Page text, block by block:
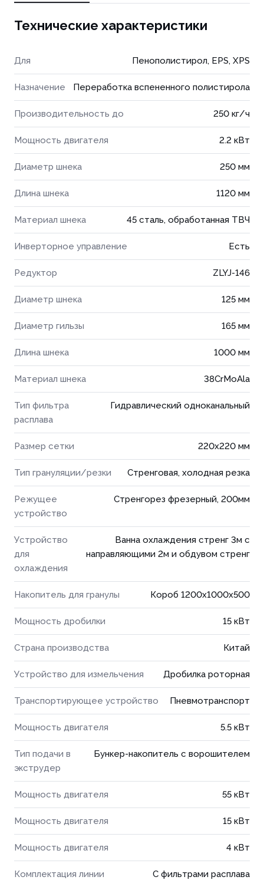
Технические характеристики
Для Пенополистирол, EPS, XPS
Назначение Переработка вспененного полистирола
Производительность до 250 кг/ч
Мощность двигателя 2.2 кВт
Диаметр шнека 250 мм
Длина шнека 1120 мм
Материал шнека 45 сталь, обработанная ТВЧ
Инверторное управление Есть
Редуктор ZLYJ-146
Диаметр шнека 125 мм
Диаметр гильзы 165 мм
Длина шнека 1000 мм
Материал шнека 38CrMoAla
Тип фильтра
расплава
Гидравлический одноканальный
Размер сетки 220x220 мм
Тип грануляции/резки Стренговая, холодная резка
Режущее
устройство
Стренгорез фрезерный, 200мм
Устройство
для
охлаждения
Ванна охлаждения стренг 3м с
направляющими 2м и обдувом стренг
Накопитель для гранулы Короб 1200х1000х500
Мощность дробилки 15 кВт
Страна производства Китай
Устройство для измельчения Дробилка роторная
Транспортирующее устройство Пневмотранспорт
Мощность двигателя 5.5 кВт
Тип подачи в
экструдер
Бункер-накопитель с ворошителем
Мощность двигателя 55 кВт
Мощность двигателя 15 кВт
Мощность двигателя 4 кВт
Комплектация линии С фильтрами расплава